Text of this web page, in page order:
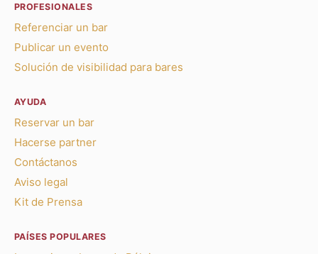
PROFESIONALES
Referenciar un bar
Publicar un evento
Solución de visibilidad para bares
AYUDA
Reservar un bar
Hacerse partner
Contáctanos
Aviso legal
Kit de Prensa
PAÍSES POPULARES